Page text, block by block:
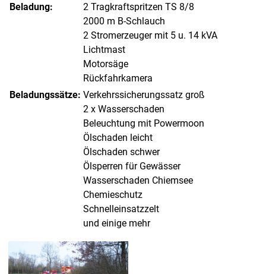
Beladung:
2 Tragkraftspritzen TS 8/8
2000 m B-Schlauch
2 Stromerzeuger mit 5 u. 14 kVA
Lichtmast
Motorsäge
Rückfahrkamera
Beladungssätze: Verkehrssicherungssatz groß
2 x Wasserschaden
Beleuchtung mit Powermoon
Ölschaden leicht
Ölschaden schwer
Ölsperren für Gewässer
Wasserschaden Chiemsee
Chemieschutz
Schnelleinsatzzelt
und einige mehr